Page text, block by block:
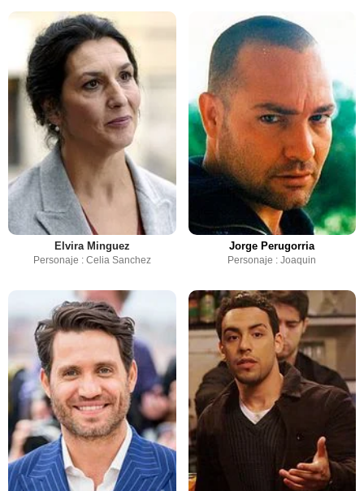
Elvira Minguez
Personaje : Celia Sanchez
Jorge Perugorria
Personaje : Joaquin